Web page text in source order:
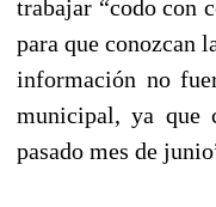
trabajar “codo con
para que conozcan
información no
municipal, ya que
pasado mes de